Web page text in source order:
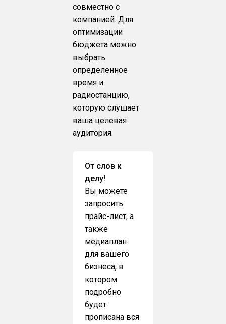
совместно с
компанией. Для
оптимизации
бюджета можно
выбрать
определенное
время и
радиостанцию,
которую слушает
ваша целевая
аудитория.
От слов к
делу!
Вы можете
запросить
прайс-лист, а
также
медиаплан
для вашего
бизнеса, в
котором
подробно
будет
прописана вся